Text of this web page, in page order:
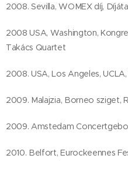
2008. Sevilla, WOMEX díj,
2008 USA, Washington,
Takács Quartet
2008. USA, Los Angeles,
2009. Malajzia, Borneo sziget,
2009. Amstedam
2010. Belfort, Eurockeennes